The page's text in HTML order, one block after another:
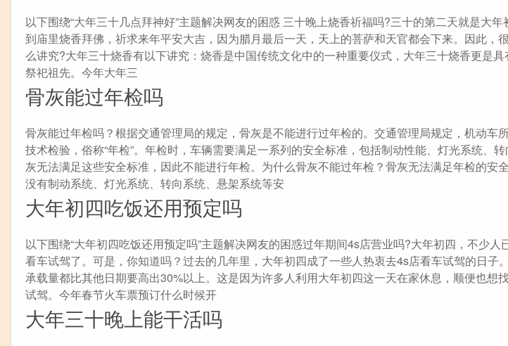
以下围绕“大年三十几点拜神好”主题解决网友的困惑 三十晚上烧香祈福吗?三十的第二天就是大
到庙里烧香拜佛，祈求来年平安大吉，因为腊月最后一天，天上的菩萨和天官都会下来。因此，
么讲究?大年三十烧香有以下讲究：烧香是中国传统文化中的一种重要仪式，大年三十烧香更是
祭祀祖先。今年大年三
骨灰能过年检吗
骨灰能过年检吗？根据交通管理局的规定，骨灰是不能进行过年检的。交通管理局规定，机动车
技术检验，俗称“年检”。年检时，车辆需要满足一系列的安全标准，包括制动性能、灯光系统、
灰无法满足这些安全标准，因此不能进行年检。为什么骨灰不能过年检？骨灰无法满足年检的安
没有制动系统、灯光系统、转向系统、悬架系统等安
大年初四吃饭还用预定吗
以下围绕“大年初四吃饭还用预定吗”主题解决网友的困惑过年期间4s店营业吗?大年初四，不少
看车试驾了。可是，你知道吗？过去的几年里，大年初四成了一些人热衷去4s店看车试驾的日子
承载量都比其他日期要高出30%以上。这是因为许多人利用大年初四这一天在家休息，顺便也想
试驾。今年春节火车票预订什么时候开
大年三十晚上能干活吗